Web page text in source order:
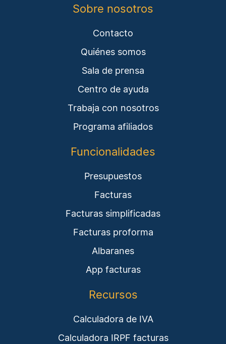
Sobre nosotros
Contacto
Quiénes somos
Sala de prensa
Centro de ayuda
Trabaja con nosotros
Programa afiliados
Funcionalidades
Presupuestos
Facturas
Facturas simplificadas
Facturas proforma
Albaranes
App facturas
Recursos
Calculadora de IVA
Calculadora IRPF facturas